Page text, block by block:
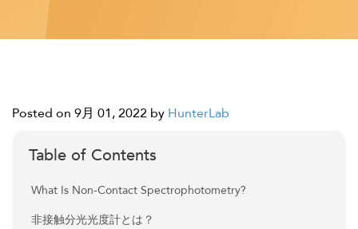
Posted on 9月 01, 2022 by HunterLab
Table of Contents
What Is Non-Contact Spectrophotometry?
非接触分光光度計とは？